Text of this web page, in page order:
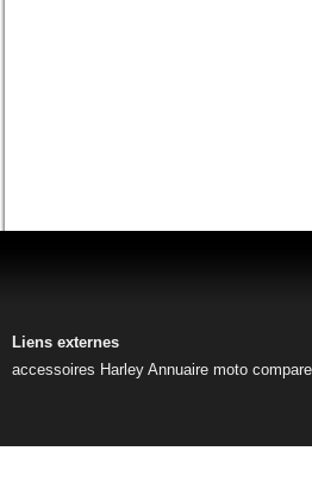
Liens externes
accessoires Harley Annuaire moto